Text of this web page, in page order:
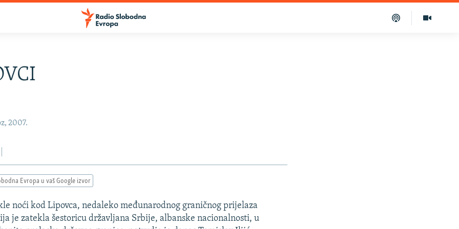
2007.
Evropa u vaš Google izvor
noći kod Lipovca, nedaleko međunarodnog graničnog prijelaza
je zatekla šestoricu državljana Srbije, albanske nacionalnosti, u